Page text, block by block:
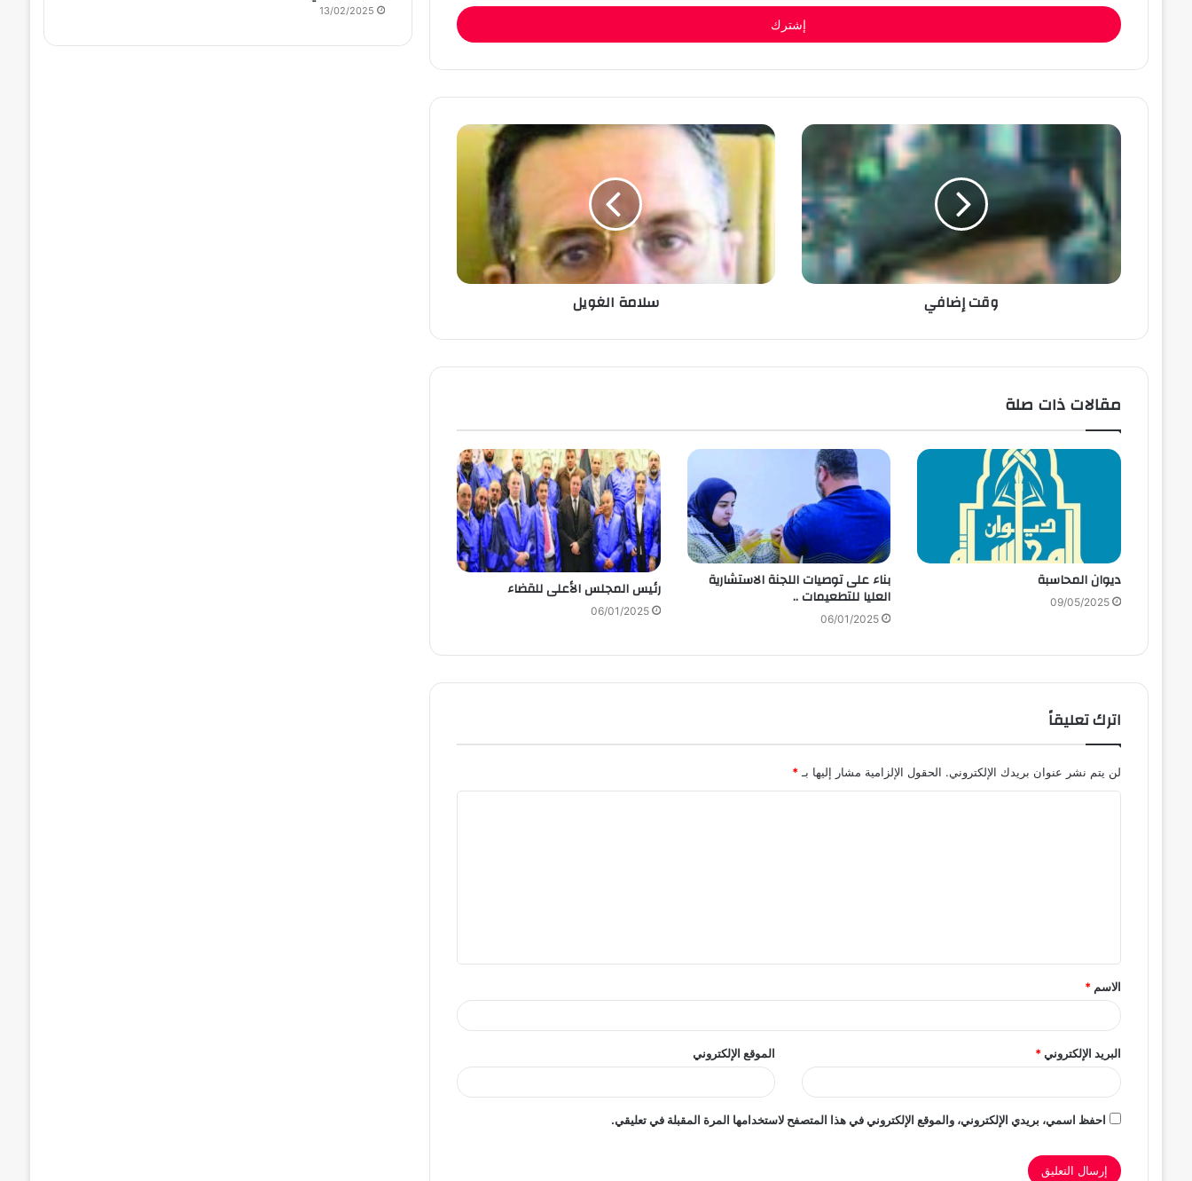
الإلكتروني
وقت إضافي سلامة الغويل
مقالات ذات صلة
ديوان المحاسبة
09/05/2025
بناء على توصيات اللجنة الاستشارية
العليا للتطعيمات ..
06/01/2025
رئيس المجلس الأعلى للقضاء
06/01/2025
اترك تعليقاً
لن يتم نشر عنوان بريدك الإلكتروني. الحقول الإلزامية مشار إليها بـ*
ق
*
الاسم *
البريد الإلكتروني* الموقع الإلكتروني
احفظ اسمي، بريدي الإلكتروني، والموقع الإلكتروني في هذا المتصفح لاستخدامها المرة المقبلة في تعليقي.
13/02/2025